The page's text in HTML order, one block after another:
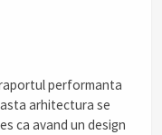
performanta
arhitectura se
ca avand un design